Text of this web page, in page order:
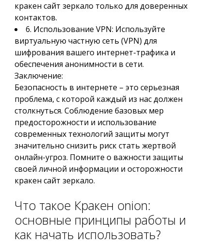
кракен сайт зеркало только для доверенных
контактов.
6. Использование VPN: Используйте
виртуальную частную сеть (VPN) для
шифрования вашего интернет-трафика и
обеспечения анонимности в сети.
Заключение:
Безопасность в интернете – это серьезная
проблема, с которой каждый из нас должен
столкнуться. Соблюдение базовых мер
предосторожности и использование
современных технологий защиты могут
значительно снизить риск стать жертвой
онлайн-угроз. Помните о важности защиты
своей личной информации и осторожности
кракен сайт зеркало.
Что такое Кракен onion:
основные принципы работы и
как начать использовать?